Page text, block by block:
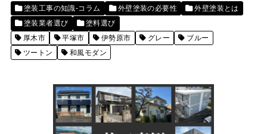
塗装工事の知識-コラム 外壁塗装の必要性
外壁塗装とは
塗装業者選び
塗料選び
厚木市
平塚市 伊勢原市 グレー
ブルー
ツートン
和風モダン